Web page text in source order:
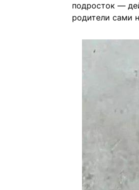
подросток —
родители сами